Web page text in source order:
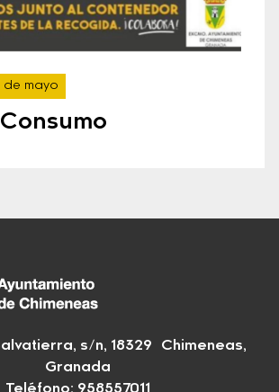
de mayo
s/n, 18329 Chimeneas,
Granada